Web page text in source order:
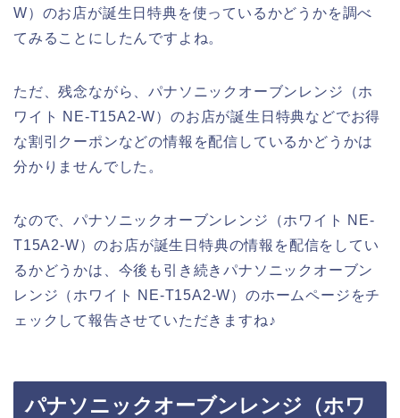
W）のお店が誕生日特典を使っているかどうかを調べ
てみることにしたんですよね。
ただ、残念ながら、パナソニックオーブンレンジ（ホ
ワイト NE-T15A2-W）のお店が誕生日特典などでお得
な割引クーポンなどの情報を配信しているかどうかは
分かりませんでした。
なので、パナソニックオーブンレンジ（ホワイト NE-
T15A2-W）のお店が誕生日特典の情報を配信をしてい
るかどうかは、今後も引き続きパナソニックオーブン
レンジ（ホワイト NE-T15A2-W）のホームページをチ
ェックして報告させていただきますね♪
パナソニックオーブンレンジ（ホワ